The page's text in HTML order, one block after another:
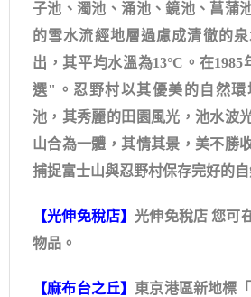
子池、濁池、涌池、鏡池、菖蒲
的雪水流經地層過慮成清徹的
出，其平均水溫為13°C。在
選"。忍野村以其優美的自然環
池，其秀麗的田園風光，池水波
山合為一體，其情其景，美不勝
捕捉富士山與忍野村保存完好的自
【光伸免稅店】 光伸免稅店 您可
物品。
【麻布台之丘】 東京港區新地標